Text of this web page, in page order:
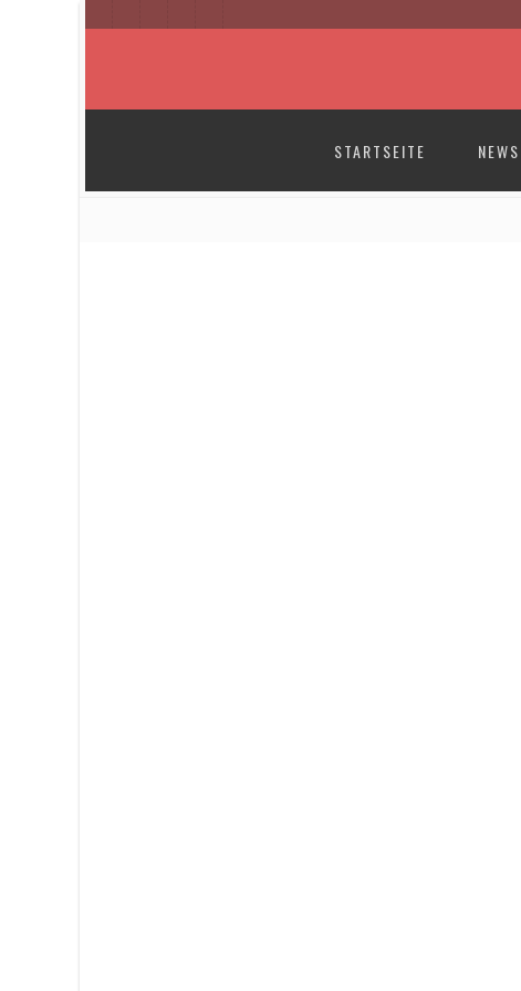
STARTSEITE
NEWS